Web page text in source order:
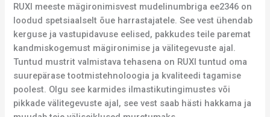
RUXI meeste mägironimisvest mudelinumbriga ee2346 on
loodud spetsiaalselt õue harrastajatele. See vest ühendab
kerguse ja vastupidavuse eelised, pakkudes teile paremat
kandmiskogemust mägironimise ja välitegevuste ajal.
Tuntud mustrit valmistava tehasena on RUXI tuntud oma
suurepärase tootmistehnoloogia ja kvaliteedi tagamise
poolest. Olgu see karmides ilmastikutingimustes või
pikkade välitegevuste ajal, see vest saab hästi hakkama ja